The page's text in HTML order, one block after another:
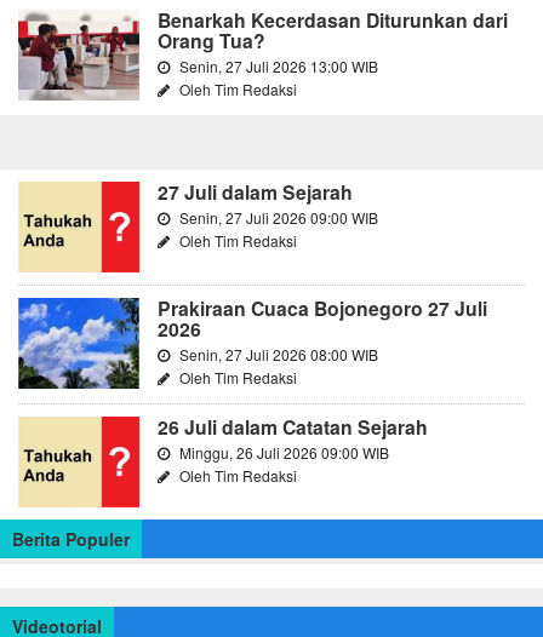
Benarkah Kecerdasan Diturunkan dari
Orang Tua?
Senin, 27 Juli 2026 13:00 WIB
Oleh Tim Redaksi
27 Juli dalam Sejarah
Senin, 27 Juli 2026 09:00 WIB
Oleh Tim Redaksi
Prakiraan Cuaca Bojonegoro 27 Juli
2026
Senin, 27 Juli 2026 08:00 WIB
Oleh Tim Redaksi
26 Juli dalam Catatan Sejarah
Minggu, 26 Juli 2026 09:00 WIB
Oleh Tim Redaksi
Berita Populer
Videotorial